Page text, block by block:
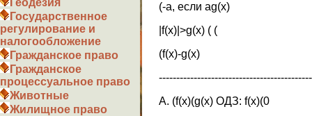
Геодезия
Государственное
регулирование и
налогообложение
Гражданское право
Гражданское
процессуальное право
Животные
Жилищное право
(-a, если ag(x)
|f(x)|>g(x) ( (
(f(x)-g(x)
А. (f(x)(g(x) ОДЗ: f(x)(0